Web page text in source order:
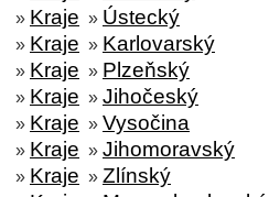
» Kraje » Ústecký
» Kraje » Karlovarský
» Kraje » Plzeňský
» Kraje » Jihočeský
» Kraje » Vysočina
» Kraje » Jihomoravský
» Kraje » Zlínský